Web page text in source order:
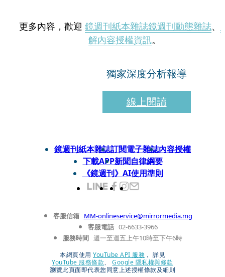
更多內容，歡迎 鏡週刊紙本雜誌鏡週刊動態雜誌、
解內容授權資訊。
獨家深度分析報導
線上閱讀
鏡週刊紙本雜誌訂閱電子雜誌內容授權
下載APP新聞自律綱要
《鏡週刊》AI使用準則
客服信箱 MM-onlineservice@mirrormedia.mg
客服電話 02-6633-3966
服務時間 週一至週五上午10時至下午6時
本網頁使用 YouTube API 服務 ， 詳見
YouTube 服務條款、
Google 隱私權與條款
瀏覽此頁面即代表您同意上述授權條款及細則